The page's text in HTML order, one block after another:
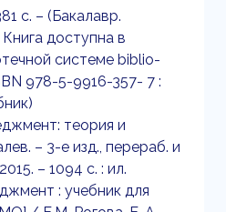
с. – (Бакалавр.
доступна в
системе biblio-
978-5-9916-357- 7 :
теория и
– 3-е изд., перераб. и
– 1094 с. : ил.
: учебник для